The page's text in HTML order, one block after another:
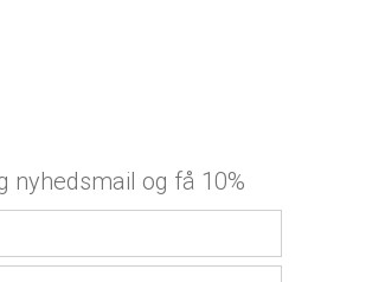
nyhedsmail og få 10%